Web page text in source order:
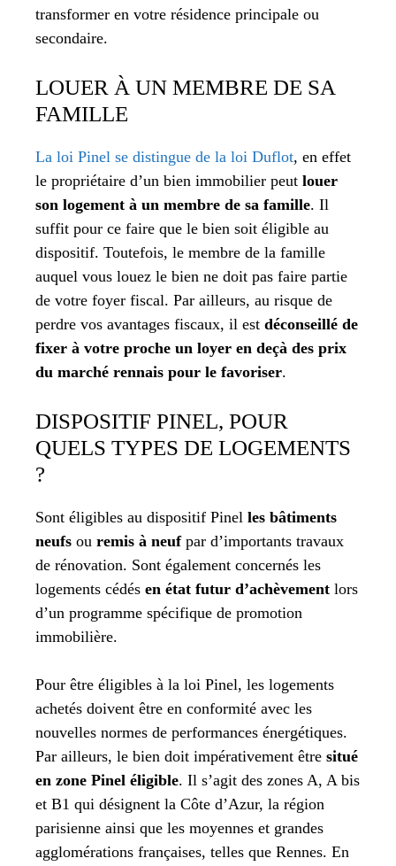
transformer en votre résidence principale ou
secondaire.
LOUER À UN MEMBRE DE SA
FAMILLE
La loi Pinel se distingue de la loi Duflot, en effet
le propriétaire d’un bien immobilier peut louer
son logement à un membre de sa famille. Il
suffit pour ce faire que le bien soit éligible au
dispositif. Toutefois, le membre de la famille
auquel vous louez le bien ne doit pas faire partie
de votre foyer fiscal. Par ailleurs, au risque de
perdre vos avantages fiscaux, il est déconseillé de
fixer à votre proche un loyer en deçà des prix
du marché rennais pour le favoriser.
DISPOSITIF PINEL, POUR
QUELS TYPES DE LOGEMENTS
?
Sont éligibles au dispositif Pinel les bâtiments
neufs ou remis à neuf par d’importants travaux
de rénovation. Sont également concernés les
logements cédés en état futur d’achèvement lors
d’un programme spécifique de promotion
immobilière.
Pour être éligibles à la loi Pinel, les logements
achetés doivent être en conformité avec les
nouvelles normes de performances énergétiques.
Par ailleurs, le bien doit impérativement être situé
en zone Pinel éligible. Il s’agit des zones A, A bis
et B1 qui désignent la Côte d’Azur, la région
parisienne ainsi que les moyennes et grandes
agglomérations françaises, telles que Rennes. En